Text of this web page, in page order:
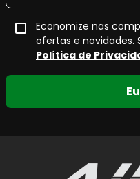
Economize nas
ofertas e novidades.
Política de